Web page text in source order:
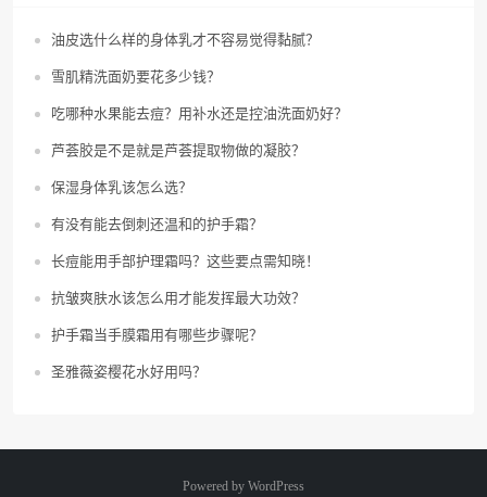
油皮选什么样的身体乳才不容易觉得黏腻？
雪肌精洗面奶要花多少钱？
吃哪种水果能去痘？用补水还是控油洗面奶好？
芦荟胶是不是就是芦荟提取物做的凝胶？
保湿身体乳该怎么选？
有没有能去倒刺还温和的护手霜？
长痘能用手部护理霜吗？这些要点需知晓！
抗皱爽肤水该怎么用才能发挥最大功效？
护手霜当手膜霜用有哪些步骤呢？
圣雅薇姿樱花水好用吗？
Powered by WordPress